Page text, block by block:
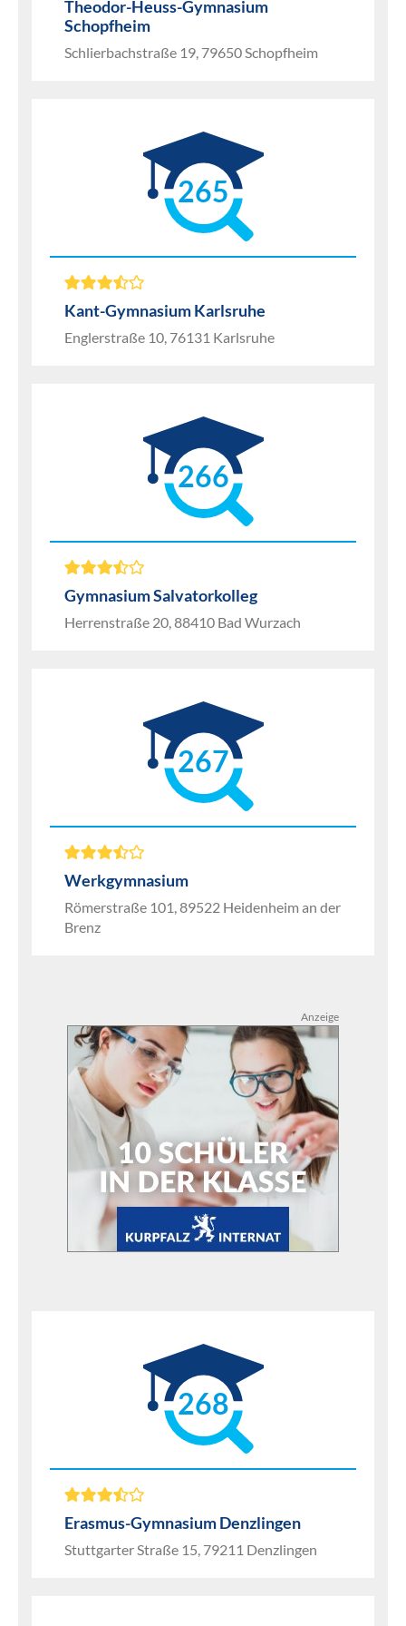
Theodor-Heuss-Gymnasium
Schopfheim
Schlierbachstraße 19, 79650 Schopfheim
265
Kant-Gymnasium Karlsruhe
Englerstraße 10, 76131 Karlsruhe
266
Gymnasium Salvatorkolleg
Herrenstraße 20, 88410 Bad Wurzach
267
Werkgymnasium
Römerstraße 101, 89522 Heidenheim an der
Brenz
Anzeige
268
Erasmus-Gymnasium Denzlingen
Stuttgarter Straße 15, 79211 Denzlingen